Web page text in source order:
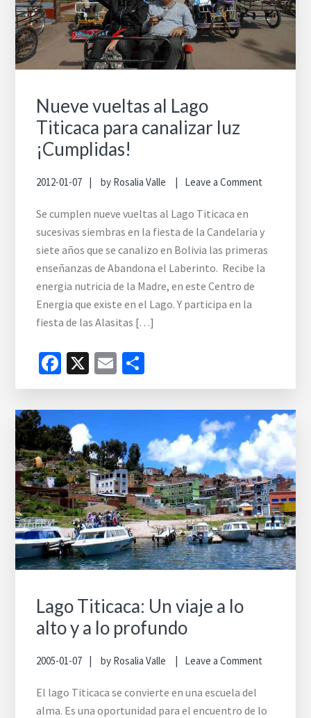
Nueve vueltas al Lago
Titicaca para canalizar luz
¡Cumplidas!
2012-01-07 by Rosalia Valle Leave a Comment
Se cumplen nueve vueltas al Lago Titicaca en
sucesivas siembras en la fiesta de la Candelaria y
siete años que se canalizo en Bolivia las primeras
enseñanzas de Abandona el Laberinto. Recibe la
energia nutricia de la Madre, en este Centro de
Energia que existe en el Lago. Y participa en la
fiesta de las Alasitas […]
Facebook
X Email
Lago Titicaca: Un viaje a lo
alto y a lo profundo
2005-01-07 by Rosalia Valle Leave a Comment
El lago Titicaca se convierte en una escuela del
alma. Es una oportunidad para el encuentro de lo